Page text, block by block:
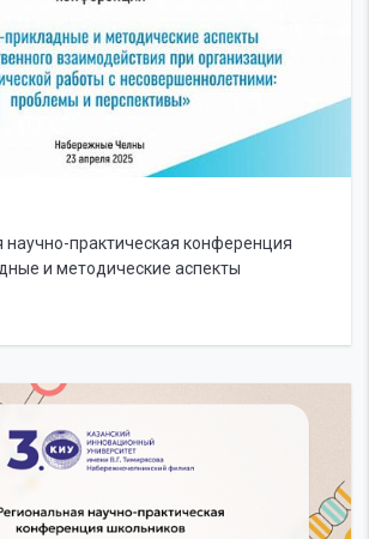
научно-практическая конференция
и методические аспекты